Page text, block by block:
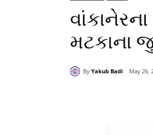
મટકાના
By Yakub Badi May 26,